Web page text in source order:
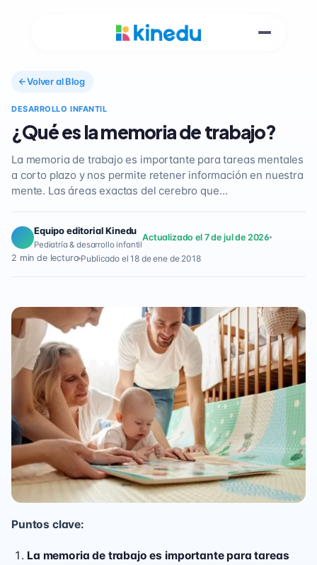
Volver al Blog
DESARROLLO INFANTIL
¿Qué es la memoria de trabajo?
La memoria de trabajo es importante para tareas mentales
a corto plazo y nos permite retener información en nuestra
mente. Las áreas exactas del cerebro que…
Equipo editorial Kinedu
Pediatría & desarrollo infantil
Actualizado el 7 de jul de 2026
2 min de lectura Publicado el 18 de ene de 2018
Puntos clave:
La memoria de trabajo es importante para tareas